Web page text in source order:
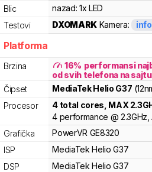
Blic
nazad: 1x LED
Testovi
DXOMARK Kamera:
Platforma
Brzina 16% performansi
od svih telefona na sajtu
Čipset
MediaTekHelio G37
Procesor
4 total cores , MAX 2.3
4 performance @ 2.3GHz,
Grafička
PowerVR GE8320
ISP
MediaTek Helio G37
DSP
MediaTek Helio G37